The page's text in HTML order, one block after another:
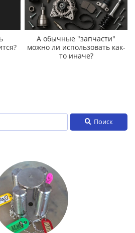
А обычные "запчасти"
можно ли использовать как-
то иначе?
Поиск